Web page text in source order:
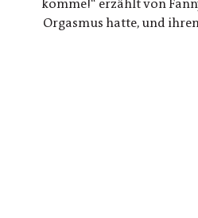
komme!“ erzählt von
Orgasmus hatte, und